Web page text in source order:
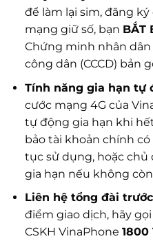
để làm lại sim, đăng
mạng giữ số, bạn BẮT
Chứng minh nhân dân
công dân (CCCD) bản
Tính năng gia hạn tự
cước mạng 4G của
tự động gia hạn khi
bảo tài khoản chính
tục sử dụng, hoặc
gia hạn nếu không
Liên hệ tổng đài
điểm giao dịch, hãy
CSKH VinaPhone 1800